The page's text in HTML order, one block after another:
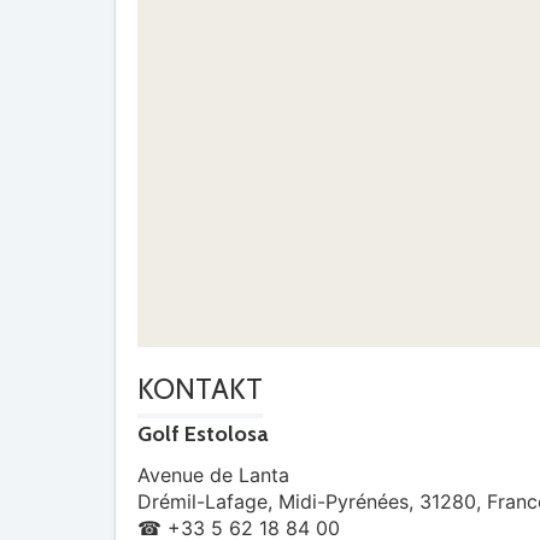
KONTAKT
Golf Estolosa
Avenue de Lanta
Drémil-Lafage, Midi-Pyrénées, 31280,
☎ +33 5 62 18 84 00